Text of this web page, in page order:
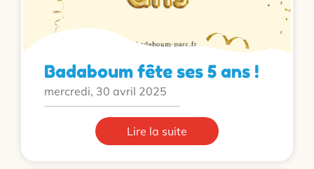
Badaboum fête ses 5 ans !
mercredi, 30 avril 2025
Lire la suite